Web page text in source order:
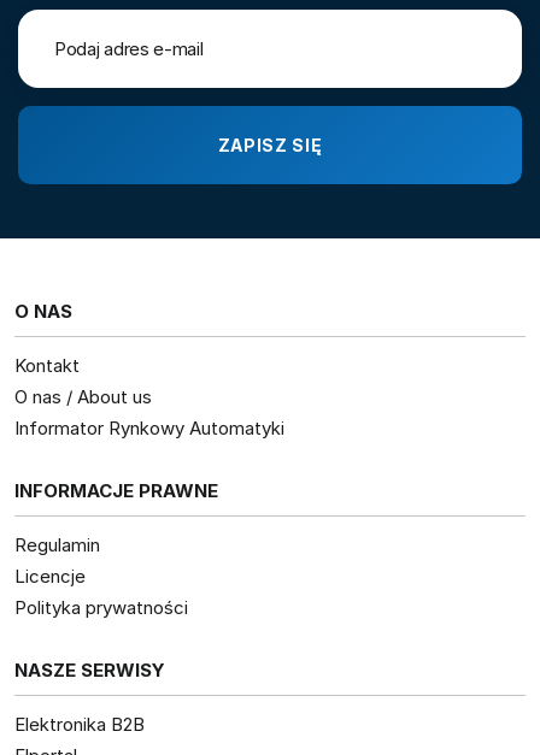
O NAS
Kontakt
O nas / About us
Informator Rynkowy Automatyki
INFORMACJE PRAWNE
Regulamin
Licencje
Polityka prywatności
NASZE SERWISY
Elektronika B2B